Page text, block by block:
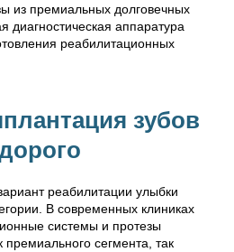
из премиальных долговечных
диагностическая аппаратура
реабилитационных
зубов
реабилитации улыбки
В современных клиниках
системы и протезы
сегмента, так